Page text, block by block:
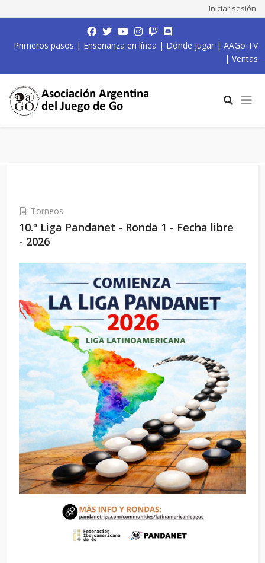
Iniciar sesión
Primeros pasos | Enseñanza en línea | Dónde jugar | AAGo TV
| Ventas
Torneos
10.º Liga Pandanet - Ronda 1 - Fecha libre
- 2026